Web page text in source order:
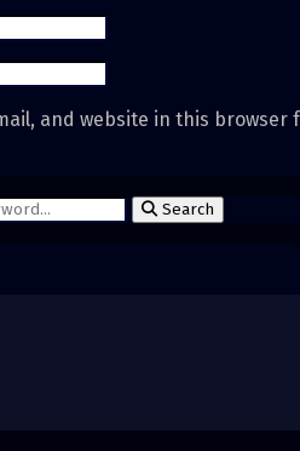
and website in this
Search